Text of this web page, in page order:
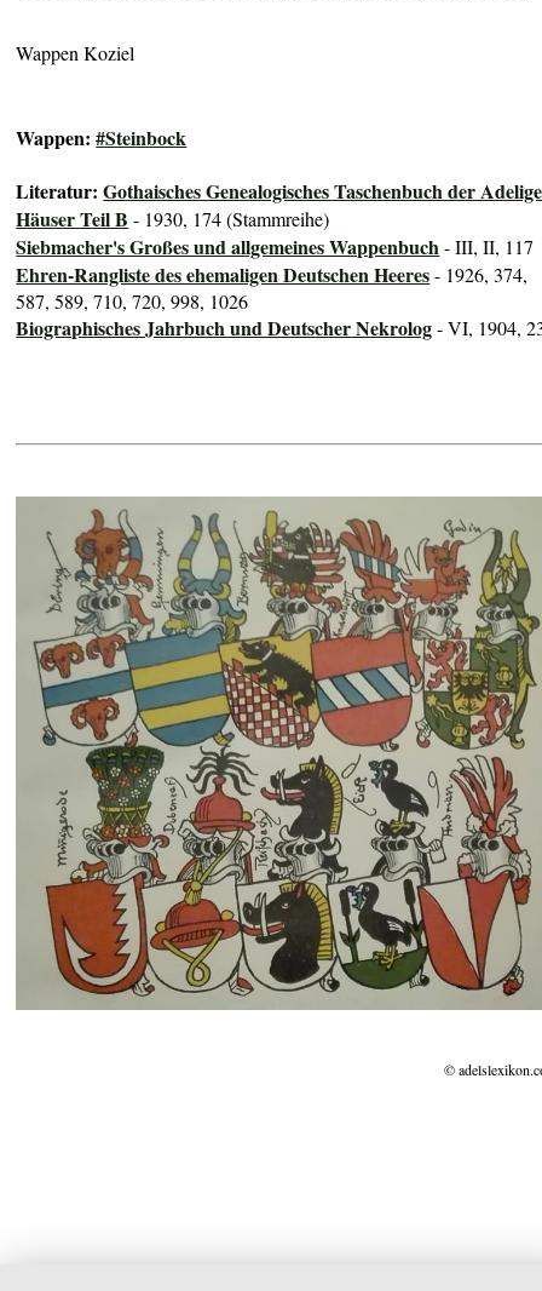
Wappen Koziel
Wappen:#Steinbock
Literatur:Gothaisches Genealogisches Taschenbuch der
Häuser Teil B - 1930, 174 (Stammreihe)
Siebmacher's Großes und allgemeines Wappenbuch- III, II, 117
Ehren-Rangliste des ehemaligen Deutschen Heeres- 1926, 374,
587, 589, 710, 720, 998, 1026
Biographisches Jahrbuch und Deutscher Nekrolog- VI, 1904,
©